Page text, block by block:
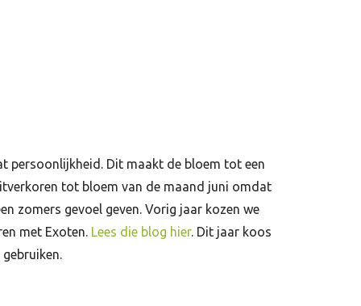
persoonlijkheid. Dit maakt de bloem tot een
tot bloem van de maand juni omdat
zomers gevoel geven. Vorig jaar kozen we
met Exoten. Lees die blog hier. Dit jaar koos